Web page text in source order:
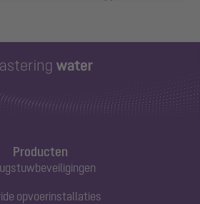
Producten
opvoerinstallaties